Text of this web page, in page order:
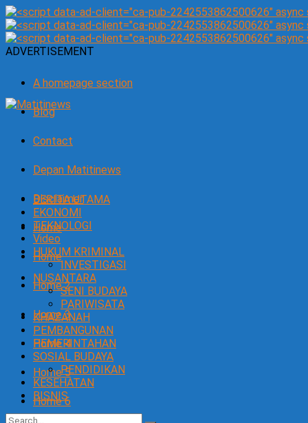
ADVERTISEMENT
A homepage section
Blog
Contact
Depan Matitinews
Disclaimer
Home
Home
Home 2
Home 3
Home 4
Home 5
Home 6
BERITA UTAMA
EKONOMI
TEKNOLOGI
Video
HUKUM KRIMINAL
INVESTIGASI
NUSANTARA
SENI BUDAYA
PARIWISATA
KHAZANAH
PEMBANGUNAN
PEMERINTAHAN
SOSIAL BUDAYA
PENDIDIKAN
KESEHATAN
BISNIS